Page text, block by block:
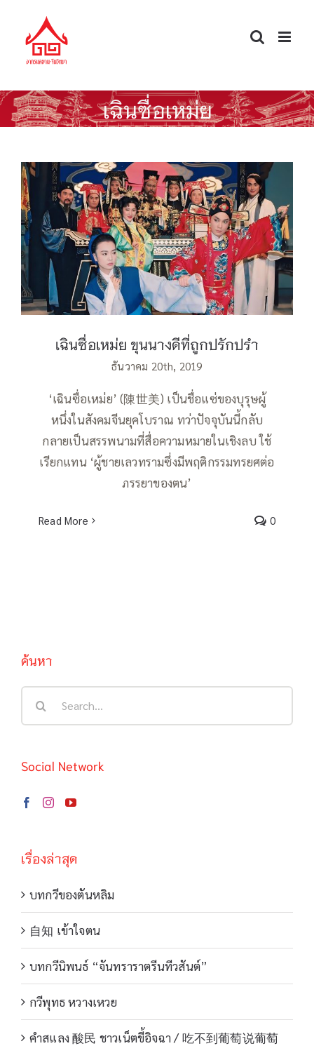
content
เฉินซื่อเหม่ย
เฉินซื่อเหม่ย ขุนนางดีที่ถูกปรักปรำ
เฉินซื่อเหม่ย ขุนนางดีที่ถูกปรักปรำ
ธันวาคม 20th, 2019
‘เฉินซื่อเหม่ย’ (陳世美) เป็นชื่อแซ่ของบุรุษผู้
หนึ่งในสังคมจีนยุคโบราณ ทว่าปัจจุบันนี้กลับ
กลายเป็นสรรพนามที่สื่อความหมายในเชิงลบ ใช้
เรียกแทน ‘ผู้ชายเลวทรามซึ่งมีพฤติกรรมทรยศต่อ
ภรรยาของตน’
Read More 0
ค้นหา
Social Network
เรื่องล่าสุด
บทกวีของตันหลิม
自知 เข้าใจตน
บทกวีนิพนธ์ “จันทราราตรีนทีวสันต์”
กวีพุทธ หวางเหวย
คำสแลง 酸民 ชาวเน็ตขี้อิจฉา / 吃不到葡萄说葡萄